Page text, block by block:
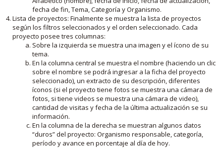
fecha de fin, Tema, Categoría y Organismo.
Lista de proyectos: Finalmente se muestra la lista de proyectos
según los filtros seleccionados y el orden seleccionado. Cada
proyecto posee tres columnas:
Sobre la izquierda se muestra una imagen y el ícono de su
tema.
En la columna central se muestra el nombre (haciendo un clic
sobre el nombre se podrá ingresar a la ficha del proyecto
seleccionado), un extracto de su descripción, diferentes
íconos (si el proyecto tiene fotos se muestra una cámara de
fotos, si tiene videos se muestra una cámara de video),
cantidad de visitas y fecha de la última actualización se su
información.
En la columna de la derecha se muestran algunos datos
“duros” del proyecto: Organismo responsable, categoría,
período y avance en porcentaje al día de hoy.